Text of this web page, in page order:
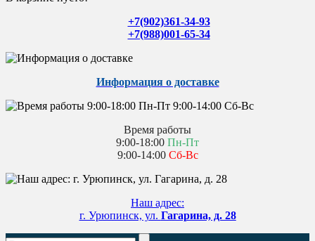
+7(902)361-34-93
+7(988)001-65-34
Информация о доставке
Время работы
9:00-18:00 Пн-Пт
9:00-14:00 Сб-Вс
Наш адрес:
г. Урюпинск, ул. Гагарина, д. 28